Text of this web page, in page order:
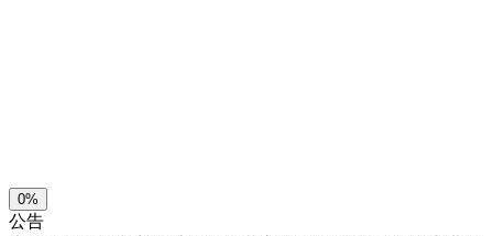
0%
公告